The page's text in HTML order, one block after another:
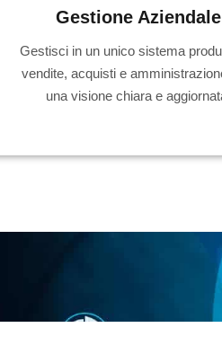
Gestione Aziendale
Gestisci in un unico sistema
vendite, acquisti e
una visione chiara e